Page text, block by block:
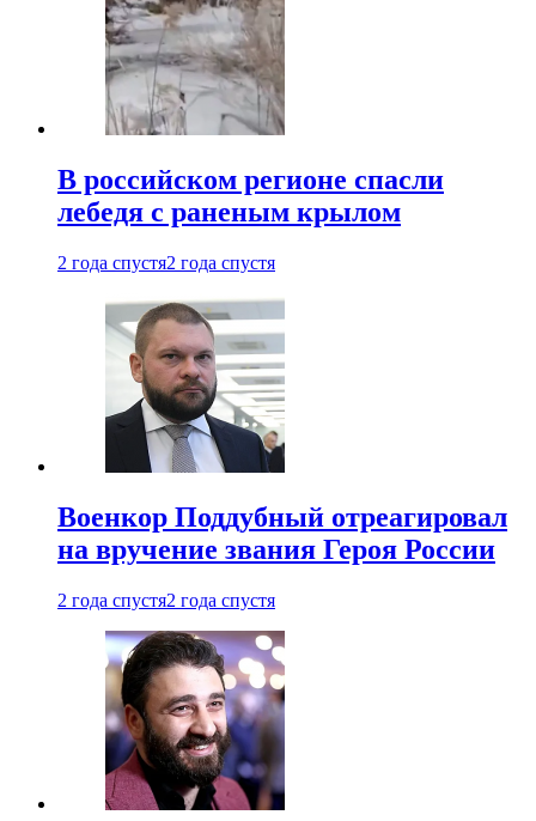
В российском регионе спасли
лебедя с раненым крылом
2 года спустя2 года спустя
Военкор Поддубный отреагировал
на вручение звания Героя России
2 года спустя2 года спустя